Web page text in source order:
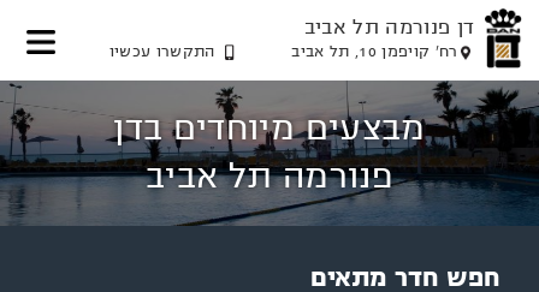
לאזור
לאזור
לתוכן
לאזור
דן פנורמה תל אביב
רח' קויפמן 10, תל אביב התקשרו עכשיו
מבצעים מיוחדים בדן
פנורמה תל אביב
חפש חדר מתאים